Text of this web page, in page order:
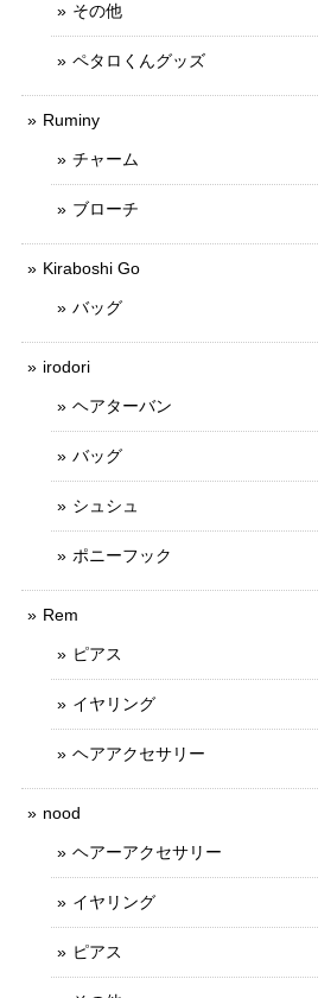
その他
ペタロくんグッズ
Ruminy
チャーム
ブローチ
Kiraboshi Go
バッグ
irodori
ヘアターバン
バッグ
シュシュ
ポニーフック
Rem
ピアス
イヤリング
ヘアアクセサリー
nood
ヘアーアクセサリー
イヤリング
ピアス